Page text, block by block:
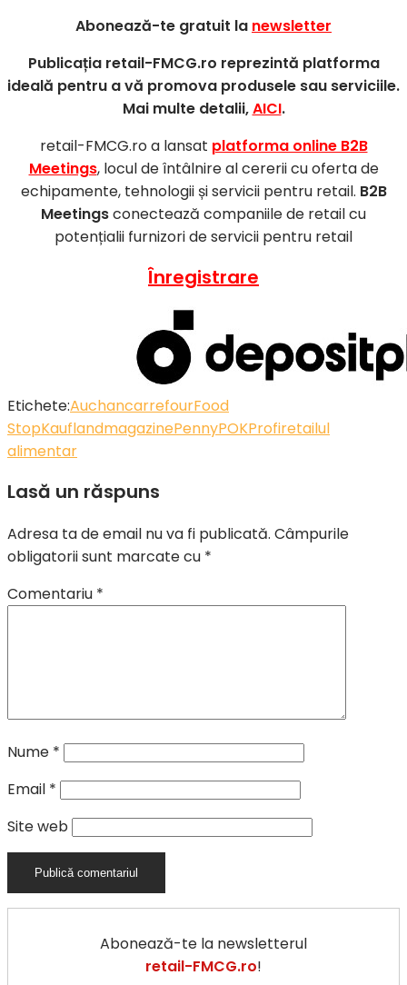
Abonează-te gratuit la newsletter
Publicația retail-FMCG.ro reprezintă platforma
ideală pentru a vă promova produsele sau serviciile.
Mai multe detalii,AICI.
retail-FMCG.ro a lansat platforma online B2B
Meetings, locul de întâlnire al cererii cu oferta de
echipamente, tehnologii și servicii pentru retail. B2B
Meetingsconectează companiile de retail cu
potențialii furnizori de servicii pentru retail
Înregistrare
Etichete:AuchancarrefourFood
StopKauflandmagazinePennyPOKProfiretailul
alimentar
Lasă un răspuns
Adresa ta de email nu va fi publicată. Câmpurile
obligatorii sunt marcate cu *
Comentariu *
Nume *
Email *
Site web
Abonează-te la newsletterul
retail-FMCG.ro!